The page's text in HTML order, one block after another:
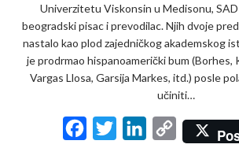
Univerzitetu Viskonsin u Medisonu,
beogradski pisac i prevodilac. Njih dvoje
nastalo kao plod zajedničkog akademskog
je prodrmao hispanoamerički bum (Borhes,
Vargas Llosa, Garsija Markes, itd.) posle
učiniti…
C